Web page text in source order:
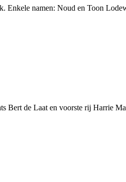
namen: Noud en Toon
Bert de Laat en voorste rij Harrie